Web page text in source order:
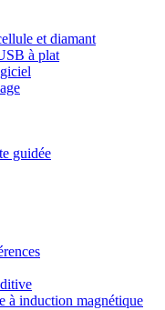
et diamant
à plat
guidée
à induction magnétique